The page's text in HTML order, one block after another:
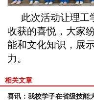
此次活动让理工
收获的喜悦，大家
能和文化知识，展
力。
相关文章
喜讯：我校学子在省级技能